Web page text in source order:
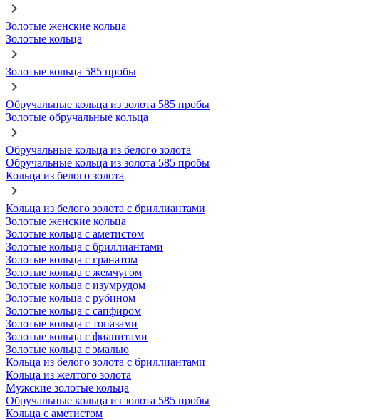
Золотые женские кольца
Золотые кольца
Золотые кольца 585 пробы
Обручальные кольца из золота 585 пробы
Золотые обручальные кольца
Обручальные кольца из белого золота
Обручальные кольца из золота 585 пробы
Кольца из белого золота
Кольца из белого золота с бриллиантами
Золотые женские кольца
Золотые кольца с аметистом
Золотые кольца с бриллиантами
Золотые кольца с гранатом
Золотые кольца с жемчугом
Золотые кольца с изумрудом
Золотые кольца с рубином
Золотые кольца с сапфиром
Золотые кольца с топазами
Золотые кольца с фианитами
Золотые кольца с эмалью
Кольца из белого золота с бриллиантами
Кольца из желтого золота
Мужские золотые кольца
Обручальные кольца из золота 585 пробы
Кольца с аметистом